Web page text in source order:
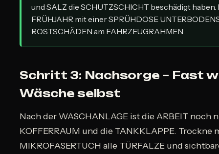
und SALZ die SCHUTZSCHICHT beschädigt haben.
FRÜHJAHR mit einer SPRÜHDOSE
ROSTSCHÄDEN am FAHRZEUGRAHMEN.
Schritt 3: Nachsorge – Fast
Wäsche selbst
Nach der WASCHANLAGE ist die ARBEIT noch
KOFFERRAUM und die TANKKLAPPE. Trockne
MIKROFASERTUCH alle TÜRFALZE und